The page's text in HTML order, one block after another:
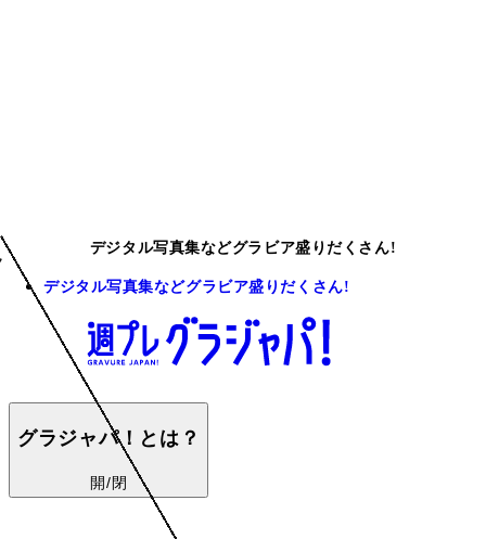
デジタル写真集などグラビア盛りだくさん!
デジタル写真集などグラビア盛りだくさん!
グラジャパ！とは？
開/閉